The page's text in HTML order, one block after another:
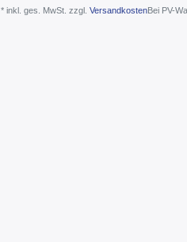
* inkl. ges. MwSt. zzgl. VersandkostenBei PV-